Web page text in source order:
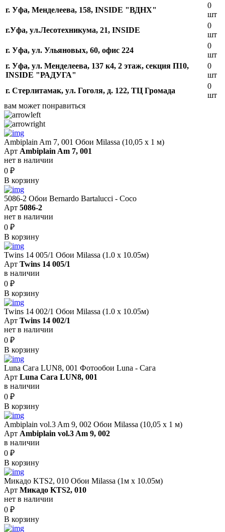
г. Уфа, Менделеева, 158, INSIDE "ВДНХ"
0
шт
г.Уфа, ​ул.Лесотехникума, 21, INSIDE
0
шт
г. Уфа, ул. Ульяновых, 60, офис 224
0
шт
г. Уфа, ул. Менделеева, 137 к4, ​2 этаж, секция П10,
INSIDE "РАДУГА"
0
шт
г. Стерлитамак, ул. Гоголя, д. 122, ТЦ Громада
0
шт
вам может понравиться
Ambiplain Am 7, 001 Обои Milassa (10,05 х 1 м)
Арт Ambiplain Am 7, 001
нет в наличии
0 ₽
В корзину
5086-2 Обои Bernardo Bartalucci - Coco
Арт 5086-2
нет в наличии
0 ₽
В корзину
Twins 14 005/1 Обои Milassa (1.0 х 10.05м)
Арт Twins 14 005/1
в наличии
0 ₽
В корзину
Twins 14 002/1 Обои Milassa (1.0 х 10.05м)
Арт Twins 14 002/1
нет в наличии
0 ₽
В корзину
Luna Сага LUN8, 001 Фотообои Luna - Сага
Арт Luna Сага LUN8, 001
в наличии
0 ₽
В корзину
Ambiplain vol.3 Am 9, 002 Обои Milassa (10,05 х 1 м)
Арт Ambiplain vol.3 Am 9, 002
в наличии
0 ₽
В корзину
Микадо KTS2, 010 Обои Milassa (1м х 10.05м)
Арт Микадо KTS2, 010
нет в наличии
0 ₽
В корзину